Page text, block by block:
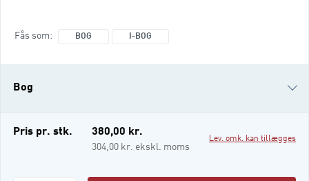
arbejder politisk.
Fås som BOG I-BOG
Bog
i-bog
Pris pr. stk. 380,00 kr.
304,00 kr. ekskl. moms
Lev. omk. kan tillægges